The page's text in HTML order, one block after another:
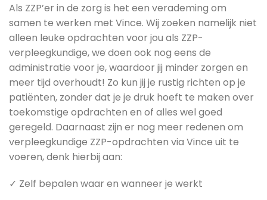
Als ZZP’er in de zorg is het een verademing om
samen te werken met Vince. Wij zoeken namelijk niet
alleen leuke opdrachten voor jou als ZZP-
verpleegkundige, we doen ook nog eens de
administratie voor je, waardoor jij minder zorgen en
meer tijd overhoudt! Zo kun jij je rustig richten op je
patiënten, zonder dat je je druk hoeft te maken over
toekomstige opdrachten en of alles wel goed
geregeld. Daarnaast zijn er nog meer redenen om
verpleegkundige ZZP-opdrachten via Vince uit te
voeren, denk hierbij aan:
✓ Zelf bepalen waar en wanneer je werkt